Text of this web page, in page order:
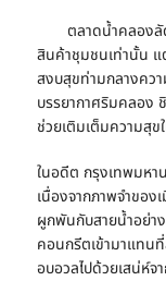
ตลาดน้ำคลองลั
สินค้าชุมชนเท่านั้น
สงบสุขท่ามกลางคว
บรรยากาศริมคลอง
ช่วยเติมเต็มความสุ
ในอดีต กรุงเทพมหา
เนื่องจากภาพจำขอ
ผูกพันกับสายน้ำอย่า
คอนกรีตเข้ามาแทน
อบอวลไปด้วยเสน่ห์จ